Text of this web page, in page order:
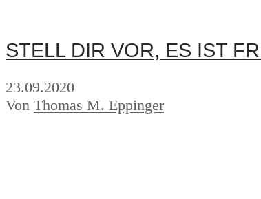
STELL DIR VOR, ES IST
23.09.2020
Von Thomas M. Eppinger